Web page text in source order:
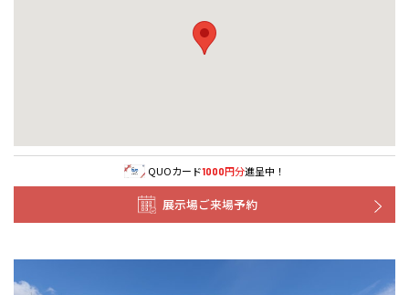
QUOカード1000円分進呈中！
展示場ご来場予約